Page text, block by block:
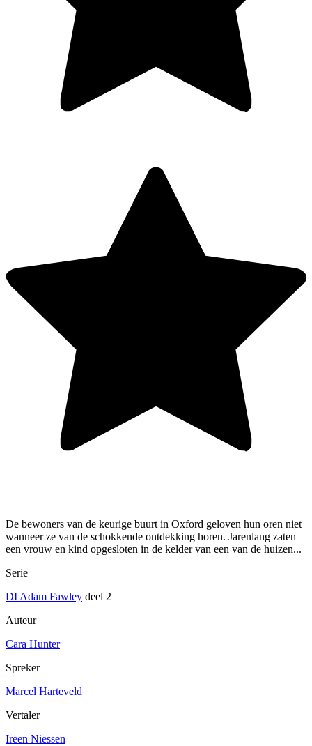
De bewoners van de keurige buurt in Oxford geloven hun oren niet
wanneer ze van de schokkende ontdekking horen. Jarenlang zaten
een vrouw en kind opgesloten in de kelder van een van de huizen...
Serie
DI Adam Fawley deel 2
Auteur
Cara Hunter
Spreker
Marcel Harteveld
Vertaler
Ireen Niessen